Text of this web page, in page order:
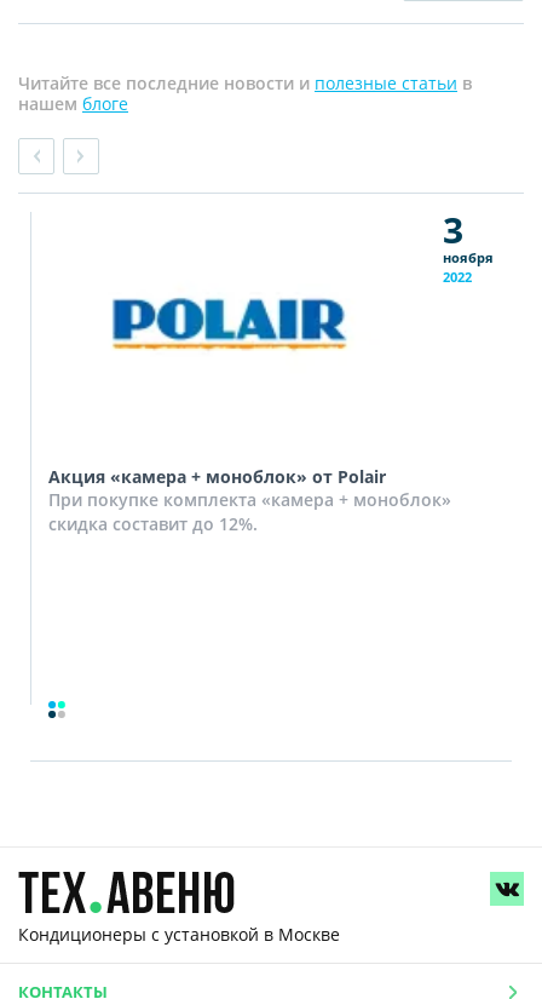
Читайте все последние новости и полезные статьи в
нашем блоге
3
ноября
2022
Акция «камера + моноблок» от Polair
При покупке комплекта «камера + моноблок»
скидка составит до 12%.
Кондиционеры с установкой в Москве
КОНТАКТЫ